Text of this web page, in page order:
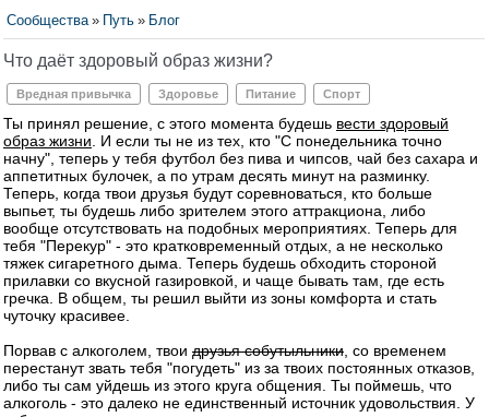
Сообщества » Путь » Блог
Что даёт здоровый образ жизни?
Вредная привычка Здоровье Питание Спорт
Ты принял решение, с этого момента будешь вести здоровый
образ жизни . И если ты не из тех, кто "С понедельника точно
начну", теперь у тебя футбол без пива и чипсов, чай без сахара и
аппетитных булочек, а по утрам десять минут на разминку.
Теперь, когда твои друзья будут соревноваться, кто больше
выпьет, ты будешь либо зрителем этого аттракциона, либо
вообще отсутствовать на подобных мероприятиях. Теперь для
тебя "Перекур" - это кратковременный отдых, а не несколько
тяжек сигаретного дыма. Теперь будешь обходить стороной
прилавки со вкусной газировкой, и чаще бывать там, где есть
гречка. В общем, ты решил выйти из зоны комфорта и стать
чуточку красивее.
Порвав с алкоголем, твои друзья собутыльники , со временем
перестанут звать тебя "погудеть" из за твоих постоянных отказов,
либо ты сам уйдешь из этого круга общения. Ты поймешь, что
алкоголь - это далеко не единственный источник удовольствия. У